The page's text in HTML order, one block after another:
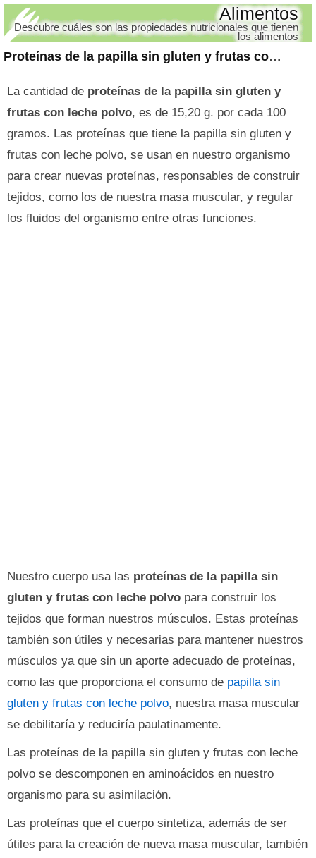
Proteínas de la papilla sin gluten y frutas con leche polvo
Alimentos
Descubre cuáles son las propiedades nutricionales que tienen
los alimentos
La cantidad de proteínas de la papilla sin gluten y
frutas con leche polvo, es de 15,20 g. por cada 100
gramos. Las proteínas que tiene la papilla sin gluten y
frutas con leche polvo, se usan en nuestro organismo
para crear nuevas proteínas, responsables de construir
tejidos, como los de nuestra masa muscular, y regular
los fluidos del organismo entre otras funciones.
Nuestro cuerpo usa las proteínas de la papilla sin
gluten y frutas con leche polvo para construir los
tejidos que forman nuestros músculos. Estas proteínas
también son útiles y necesarias para mantener nuestros
músculos ya que sin un aporte adecuado de proteínas,
como las que proporciona el consumo de papilla sin
gluten y frutas con leche polvo, nuestra masa muscular
se debilitaría y reduciría paulatinamente.
Las proteínas de la papilla sin gluten y frutas con leche
polvo se descomponen en aminoácidos en nuestro
organismo para su asimilación.
Las proteínas que el cuerpo sintetiza, además de ser
útiles para la creación de nueva masa muscular, también